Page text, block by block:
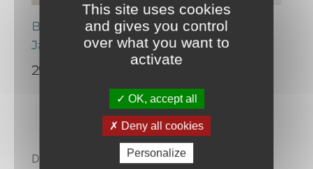
Bracelet à perles –
Jackie
29,00 €Plage
de
prix :
29,00€
à
32,00€
Collier à
pendentifs –
Jackie
26,00€
Découvrez la collection de bijoux fantaisie
This site uses cookies
and gives you control
over what you want to
activate
OK, accept all
Deny all cookies
Personalize